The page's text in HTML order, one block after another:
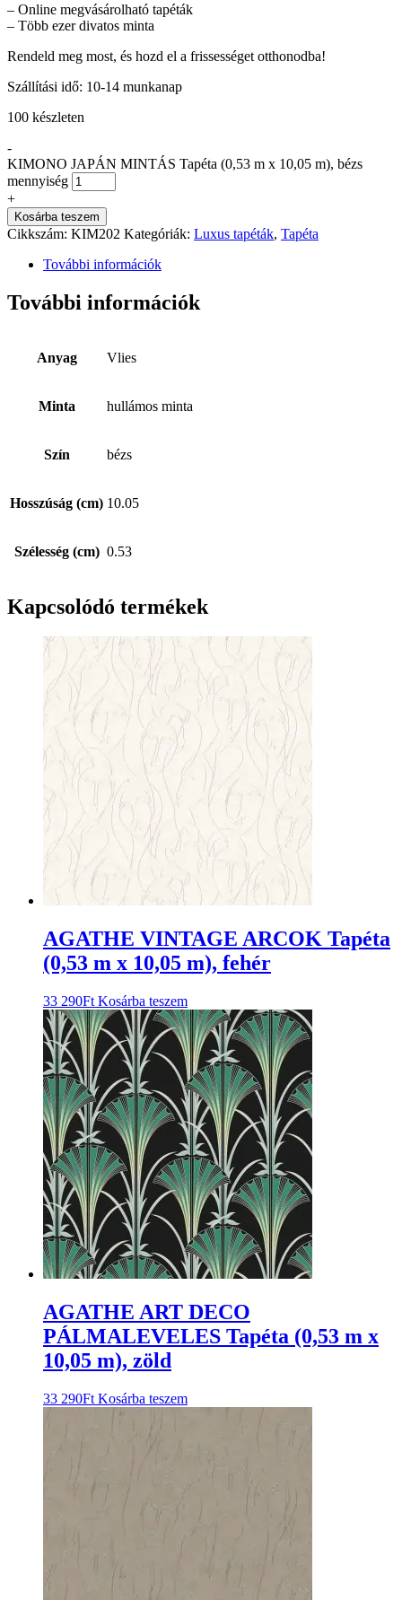
– Online megvásárolható tapéták
– Több ezer divatos minta
Rendeld meg most, és hozd el a frissességet otthonodba!
Szállítási idő: 10-14 munkanap
100 készleten
-
KIMONO JAPÁN MINTÁS Tapéta (0,53 m x 10,05 m), bézs
mennyiség
+
Kosárba teszem
Cikkszám: KIM202 Kategóriák: Luxus tapéták, Tapéta
További információk
További információk
Anyag Vlies
Minta hullámos minta
Szín bézs
Hosszúság (cm) 10.05
Szélesség (cm) 0.53
Kapcsolódó termékek
AGATHE VINTAGE ARCOK Tapéta
(0,53 m x 10,05 m), fehér
33 290Ft Kosárba teszem
AGATHE ART DECO
PÁLMALEVELES Tapéta (0,53 m x
10,05 m), zöld
33 290Ft Kosárba teszem